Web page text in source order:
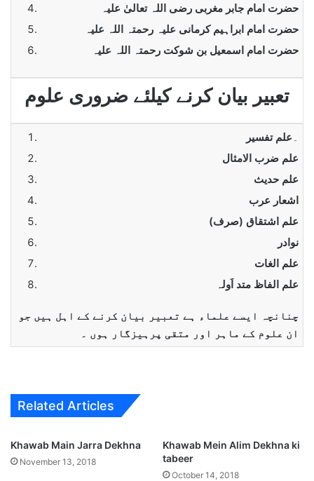
حضرت امام جابر مغربی رضی اللہ تعالیٰ علیہ
حضرت امام ابراہیم کرمانی علیہ رحمتہ اللہ علیہ
حضرت امام اسمعیل بن شوکت رحمتہ اللہ علیہ
تعبیر بیان کرنے کیلئے ضروری علوم
علم تفسیر
علم ضرب الامثال
علم حدیث
اشعار عرب
علم اشتقاق (صرف)
نوادر
علم الغات
علم الفاظ متد اَولہ
چنانچہ ایسے علماء ہے تعبیر بیان کرنے کے اہل ہیں جو
ان علوم کے ماہر اور متقی پرہیزگار ہوں ۔
Related Articles
Khawab Main Jarra Dekhna
November 13, 2018
Khawab Mein Alim Dekhna ki
tabeer
October 14, 2018